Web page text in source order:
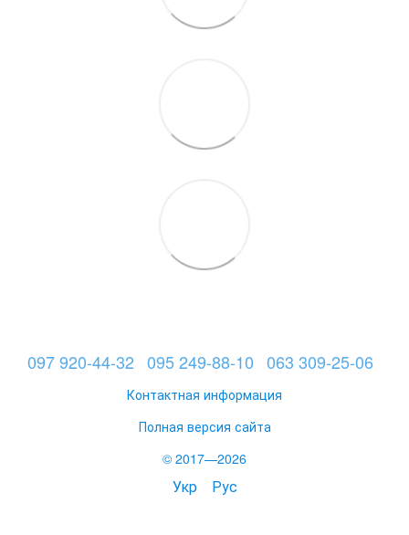
097 920-44-32 095 249-88-10 063 309-25-06
Контактная информация
Полная версия сайта
© 2017—2026
Укр Рус